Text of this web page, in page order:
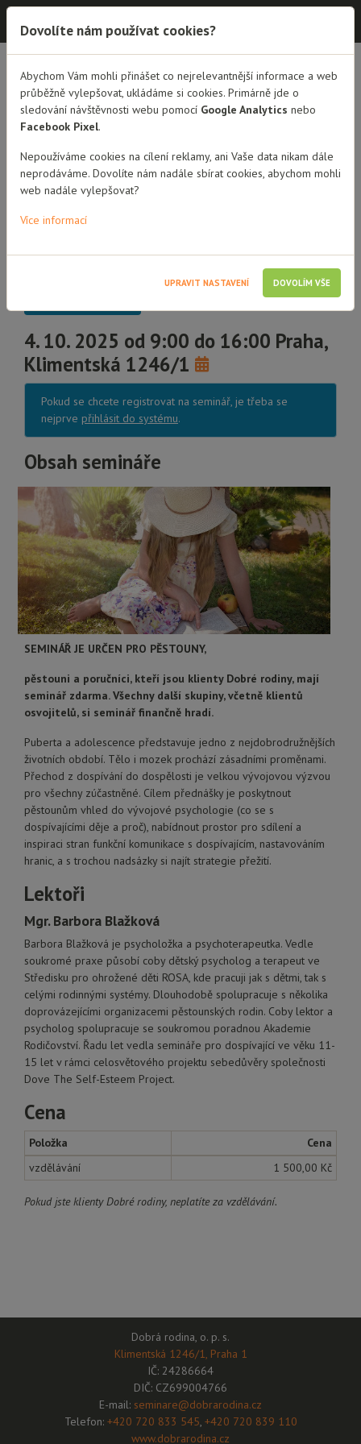
Dobrá rodina - semináře
PŘEHLED SEMINÁŘŮ DETAIL SEMINÁŘE
Jak zvládat pubertu
dítěte
uzavřená skupina - seminář pro
pěstouny a poručníky
Osoby blízké dítěti
Poručníci
Dobrovolníci a stážisti
4. 10. 2025 od 9:00 do 16:00 Praha,
Klimentská 1246/1
Pokud se chcete registrovat na seminář, je třeba se
nejprve přihlásit do systému.
Obsah semináře
SEMINÁŘ JE URČEN PRO PĚSTOUNY,
pěstouni a poručníci, kteří jsou klienty Dobré rodiny, mají
seminář zdarma. Všechny další skupiny, včetně klientů
osvojitelů, si seminář finančně hradí.
Puberta a adolescence představuje jedno z nejdobrodružnějších
životních období. Tělo i mozek prochází zásadními proměnami.
Přechod z dospívání do dospělosti je velkou vývojovou výzvou
pro všechny zúčastněné. Cílem přednášky je poskytnout
pěstounům vhled do vývojové psychologie (co se s
dospívajícími děje a proč), nabídnout prostor pro sdílení a
inspiraci stran funkční komunikace s dospívajícím, nastavováním
hranic, a s trochou nadsázky si najít strategie přežití.
Lektoři
Mgr. Barbora Blažková
Barbora Blažková je psycholožka a psychoterapeutka. Vedle
soukromé praxe působí coby dětský psycholog a terapeut ve
Středisku pro ohrožené děti ROSA, kde pracuji jak s dětmi, tak s
celými rodinnými systémy. Dlouhodobě spolupracuje s několika
doprovázejícími organizacemi pěstounských rodin. Coby lektor a
psycholog spolupracuje se soukromou poradnou Akademie
Rodičovství. Řadu let vedla semináře pro dospívající ve věku 11-
15 let v rámci celosvětového projektu sebedůvěry společnosti
Dove The Self-Esteem Project.
Cena
Položka
Cena
vzdělávání
1 500,00 Kč
Pokud jste klienty Dobré rodiny, neplatíte za vzdělávání.
Dobrá rodina, o. p. s.
Klimentská 1246/1, Praha 1
IČ: 24286664
DIČ: CZ699004766
E-mail: seminare@dobrarodina.cz
Telefon: +420 720 833 545, +420 720 839 110
www.dobrarodina.cz
Dovolíte nám používat cookies?
Abychom Vám mohli přinášet co nejrelevantnější informace a web
průběžně vylepšovat, ukládáme si cookies. Primárně jde o
sledování návštěvnosti webu pomocí Google Analytics nebo
Facebook Pixel.
Nepoužíváme cookies na cílení reklamy, ani Vaše data nikam dále
neprodáváme. Dovolíte nám nadále sbírat cookies, abychom mohli
web nadále vylepšovat?
Více informací
UPRAVIT NASTAVENÍ DOVOLÍM VŠE